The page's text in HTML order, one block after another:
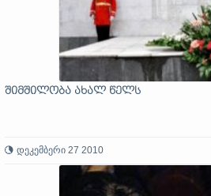
შიმშილობა ახალ წელს
დეკემბერი 27 2010